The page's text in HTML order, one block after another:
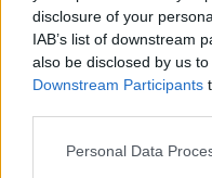
disclosure of your
IAB’s list of downstream
also be disclosed by us
Downstream Participants
Personal Data
Parla pone en